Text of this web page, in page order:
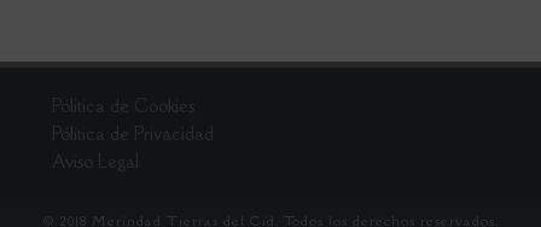
Pólitica de Cookies
Pólitica de Privacidad
Aviso Legal
© 2018 Merindad Tierras del Cid. Todos los derechos reservados.